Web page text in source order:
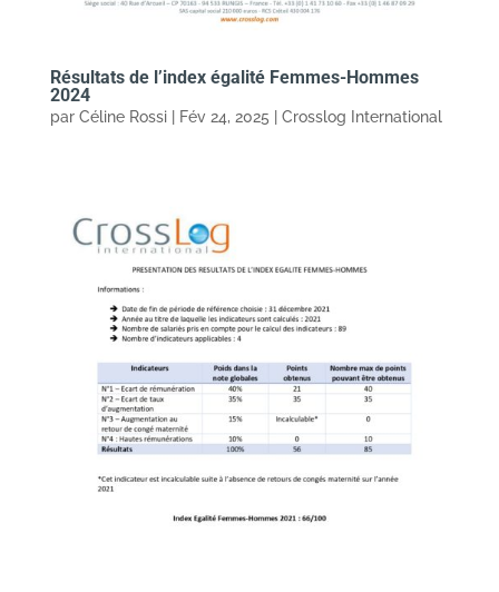
Résultats de l’index égalité Femmes-Hommes
2024
par Céline Rossi| Fév 24, 2025 Crosslog International